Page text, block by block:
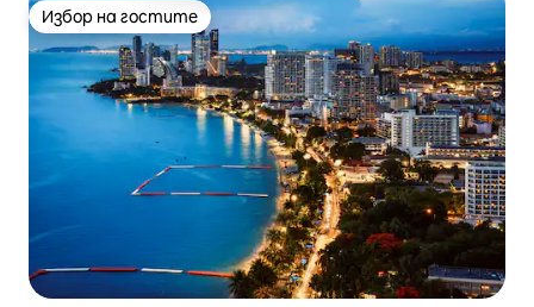
Избор на гостите
Избор на гостите